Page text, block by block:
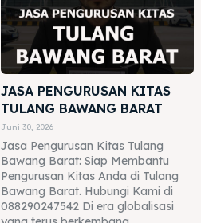
JASA PENGURUSAN KITAS
TULANG BAWANG BARAT
Juni 30, 2026
Jasa Pengurusan Kitas Tulang
Bawang Barat: Siap Membantu
Pengurusan Kitas Anda di Tulang
Bawang Barat. Hubungi Kami di
088290247542 Di era globalisasi